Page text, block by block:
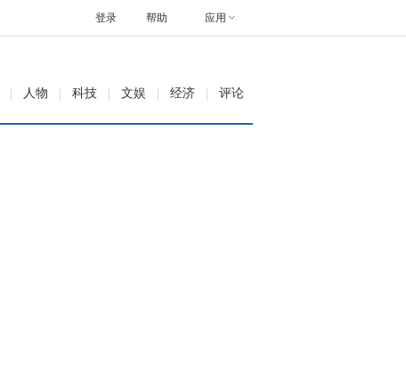
帮助 应用
登录
人物 科技 文娱 经济 评论